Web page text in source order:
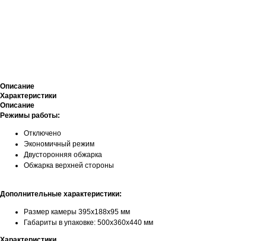
Описание
Характеристики
Описание
Режимы работы:
Отключено
Экономичный режим
Двусторонняя обжарка
Обжарка верхней стороны
Дополнительные характеристики:
Размер камеры 395x188x95 мм
Габариты в упаковке: 500х360х440 мм